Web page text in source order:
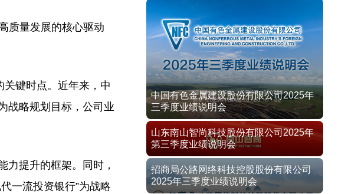
质量发展的核心驱动
键时点。近年来，中
战略规划目标，公司业
提升的框架。同时，
一流投资银行”为战略
中国有色金属建设股份有限公司2025年
三季度业绩说明会
山东南山智尚科技股份有限公司2025年
第三季度业绩说明会
招商局公路网络科技控股股份有限公司
2025年三季度业绩说明会